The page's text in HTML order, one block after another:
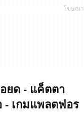
ยด - แค็ตตา
- เกมแพลตฟอร